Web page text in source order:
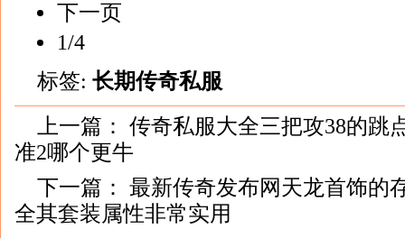
下一页
1/4
标签: 长期传奇私服
上一篇： 传奇私服大全三把攻38的跳
准2哪个更牛
下一篇： 最新传奇发布网天龙首饰的
全其套装属性非常实用